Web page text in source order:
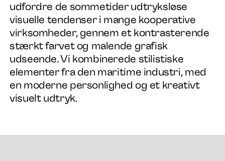
udfordre de sommetider udtryksløse
visuelle tendenser i mange kooperative
virksomheder, gennem et kontrasterende
stærkt farvet og malende grafisk
udseende. Vi kombinerede stilistiske
elementer fra den maritime industri, med
en moderne personlighed og et kreativt
visuelt udtryk.